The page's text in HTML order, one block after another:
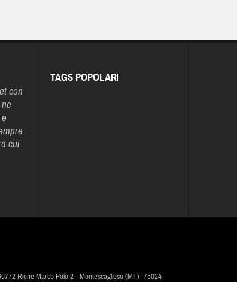
con
cui
TAGS POPOLARI
Rione Marco Polo 2 - Montescaglioso (MT) -75024